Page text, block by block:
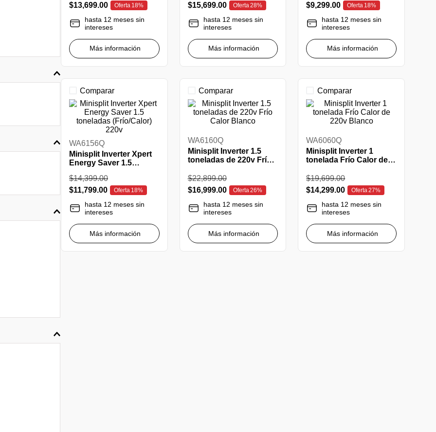
$13,699.00 Oferta 18%
hasta 12 meses sin
intereses
Más información
$15,699.00 Oferta28%
hasta 12 meses sin
intereses
Más información
$9,299.00 Oferta 18%
hasta 12 meses sin
intereses
Más información
Comparar
WA6156Q
Minisplit Inverter Xpert
Energy Saver 1.5
220v
$14,399.00
$11,799.00 Oferta 18%
hasta 12 meses sin
intereses
Más información
Comparar
WA6160Q
Minisplit Inverter 1.5
toneladas de 220v Frío
$22,899.00
$16,999.00 Oferta26%
hasta 12 meses sin
intereses
Más información
Comparar
WA6060Q
Minisplit Inverter 1
tonelada Frío Calor de
$19,699.00
$14,299.00 Oferta27%
hasta 12 meses sin
intereses
Más información